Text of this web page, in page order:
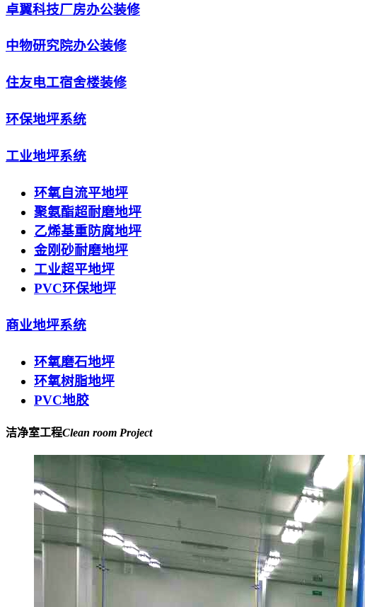
卓翼科技厂房办公装修
中物研究院办公装修
住友电工宿舍楼装修
环保地坪系统
工业地坪系统
环氧自流平地坪
聚氨酯超耐磨地坪
乙烯基重防腐地坪
金刚砂耐磨地坪
工业超平地坪
PVC环保地坪
商业地坪系统
环氧磨石地坪
环氧树脂地坪
PVC地胶
洁净室工程Clean room Project